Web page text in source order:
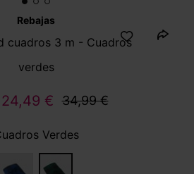
Rebajas
cuadros 3 m - Cuadros
verdes
24,49 € 34,99 €
Verdes